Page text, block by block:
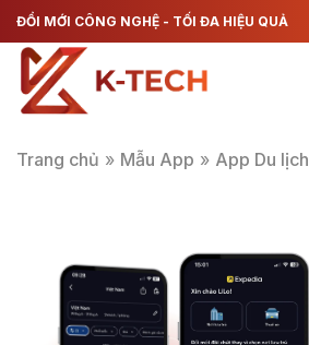
Chuyển
đến
dung
ĐỔI MỚI CÔNG NGHỆ - TỐI ĐA HIỆU QUẢ
Trang chủ » Mẫu App » App Du lịch